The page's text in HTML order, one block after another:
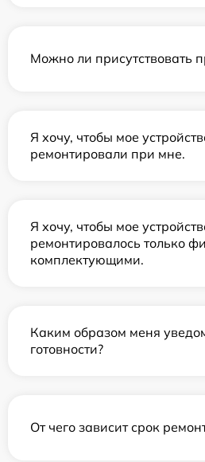
Можно ли присутствовать
Я хочу, чтобы мое
ремонтировали при мне.
Я хочу, чтобы мое
ремонтировалось только
комплектующими.
Каким образом меня
готовности?
От чего зависит срок